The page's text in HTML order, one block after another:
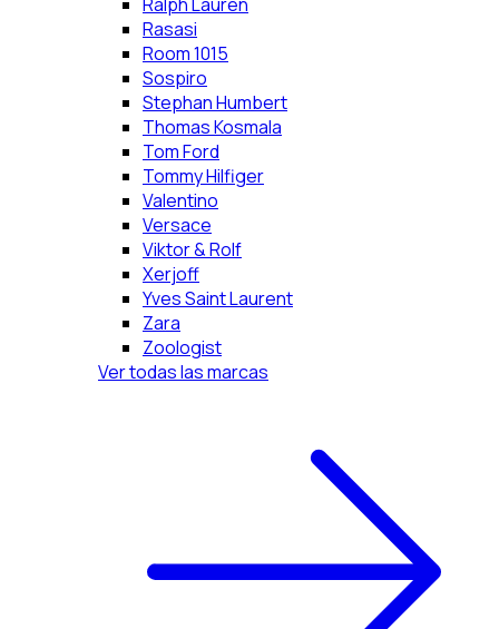
Rasasi
Room 1015
Sospiro
Stephan Humbert
Thomas Kosmala
Tom Ford
Tommy Hilfiger
Valentino
Versace
Viktor & Rolf
Xerjoff
Yves Saint Laurent
Zara
Zoologist
Ver todas las marcas